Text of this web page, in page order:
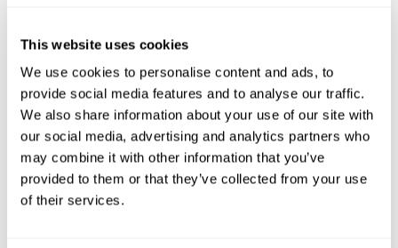
This website uses cookies
We use cookies to personalise content and ads, to
provide social media features and to analyse our traffic.
We also share information about your use of our site with
our social media, advertising and analytics partners who
may combine it with other information that you’ve
provided to them or that they’ve collected from your use
of their services.
cognitive à distance.
Le programme de CogniFit est recommandé pour les enfants
à partir de 7 ans. Cette plateforme est toujours efficace